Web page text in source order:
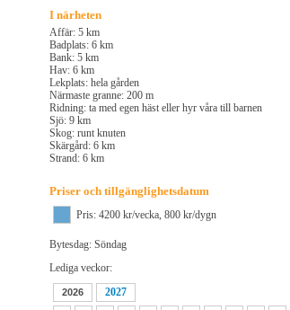
I närheten
Affär: 5 km
Badplats: 6 km
Bank: 5 km
Hav: 6 km
Lekplats: hela gården
Närmaste granne: 200 m
Ridning: ta med egen häst eller hyr våra till barnen
Sjö: 9 km
Skog: runt knuten
Skärgård: 6 km
Strand: 6 km
Priser och tillgänglighetsdatum
Pris: 4200 kr/vecka, 800 kr/dygn
Bytesdag: Söndag
Lediga veckor:
2026
2027